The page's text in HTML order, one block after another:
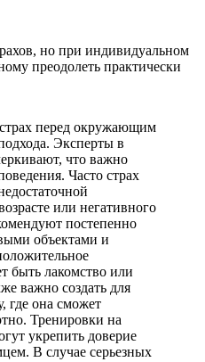
но при индивидуальном
преодолеть практически
перед окружающим
Эксперты в
что важно
Часто страх
или негативного
постепенно
объектами и
быть лакомство или
важно создать для
где она сможет
Тренировки на
укрепить доверие
В случае серьезных